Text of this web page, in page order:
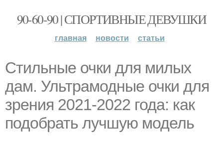
90-60-90 | СПОРТИВНЫЕ ДЕВУШКИ
главная новости статьи
Стильные очки для милых
дам. Ультрамодные очки для
зрения 2021-2022 года: как
подобрать лучшую модель